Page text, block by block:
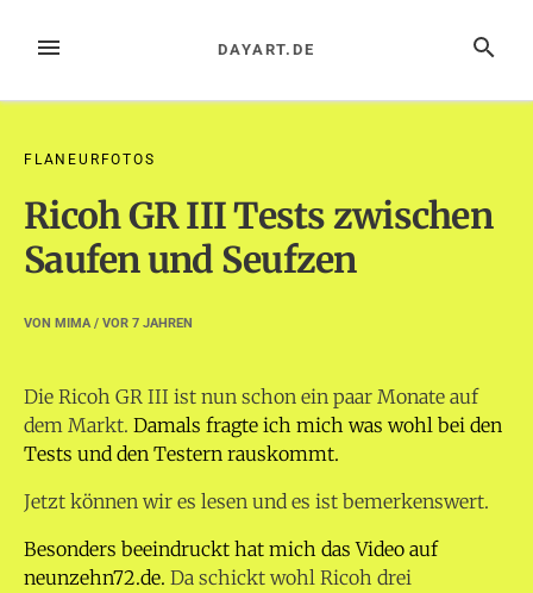
InhaltMENÜ SUCHE
DAYART.DE
FLANEURFOTOS
Ricoh GR III Tests zwischen
Saufen und Seufzen
VON MIMA/ VOR 7 JAHREN
Die Ricoh GR III ist nun schon ein paar Monate auf
dem Markt. Damals fragte ich mich was wohl bei den
Tests und den Testern rauskommt.
Jetzt können wir es lesen und es ist bemerkenswert.
Besonders beeindruckt hat mich das Video auf
neunzehn72.de. Da schickt wohl Ricoh drei